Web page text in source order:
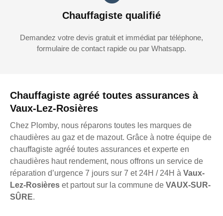
Chauffagiste agréé toutes assurances à
Vaux-Lez-Rosières
Chez Plomby, nous réparons toutes les marques de
chaudières au gaz et de mazout. Grâce à notre équipe de
chauffagiste agréé toutes assurances et experte en
chaudières haut rendement, nous offrons un service de
réparation d’urgence 7 jours sur 7 et 24H / 24H à Vaux-
Lez-Rosières et partout sur la commune de VAUX-SUR-
SÛRE.
Chauffagiste qualifié
Demandez votre devis gratuit et immédiat par téléphone,
formulaire de contact rapide ou par Whatsapp.